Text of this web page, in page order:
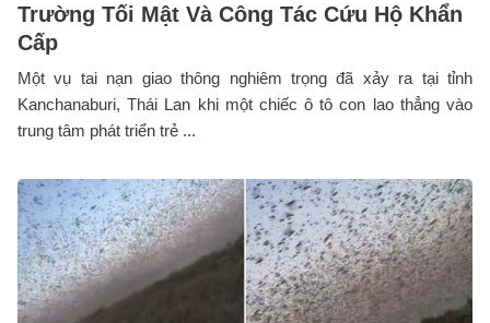
Trường Tối Mật Và Công Tác Cứu Hộ Khẩn
Cấp
Một vụ tai nạn giao thông nghiêm trọng đã xảy ra tại tỉnh
Kanchanaburi, Thái Lan khi một chiếc ô tô con lao thẳng vào
trung tâm phát triển trẻ ...